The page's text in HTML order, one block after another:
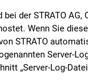
bei der STRATO
Wenn Sie
STRATO
Server-
„Server-Log-